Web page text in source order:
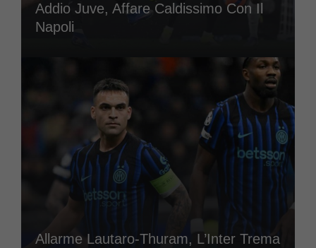
Addio Juve, Affare Caldissimo Con Il
Napoli
Allarme Lautaro-Thuram, L’Inter Trema